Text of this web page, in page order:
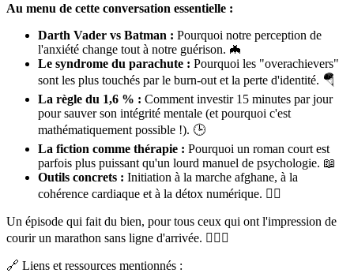
Au menu de cette conversation essentielle :
Darth Vader vs Batman : Pourquoi notre perception de
l'anxiété change tout à notre guérison. 🦇
Le syndrome du parachute : Pourquoi les "overachievers"
sont les plus touchés par le burn-out et la perte d'identité. 🪂
La règle du 1,6 % : Comment investir 15 minutes par jour
pour sauver son intégrité mentale (et pourquoi c'est
mathématiquement possible !). 🕒
La fiction comme thérapie : Pourquoi un roman court est
parfois plus puissant qu'un lourd manuel de psychologie. 📖
Outils concrets : Initiation à la marche afghane, à la
cohérence cardiaque et à la détox numérique. 🧘‍♀️
Un épisode qui fait du bien, pour tous ceux qui ont l'impression de
courir un marathon sans ligne d'arrivée. 🏃‍♀️✨
🔗 Liens et ressources mentionnés :